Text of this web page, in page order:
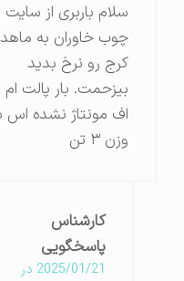
سلام باربری از سایت
چوب خاوران به ماهدشت
کرج رو نرخ بدید
بیزحمت. بار پالت ام دی
اف مونتاژ نشده اس به
کارشناس
پاسخگویی
2025/01/21 در